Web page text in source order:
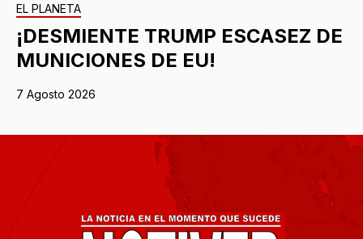
EL PLANETA
¡DESMIENTE TRUMP ESCASEZ DE
MUNICIONES DE EU!
7 Agosto 2026